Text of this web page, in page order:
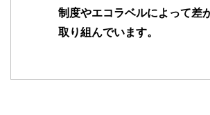
制度やエコラベルによって差
取り組んでいます。